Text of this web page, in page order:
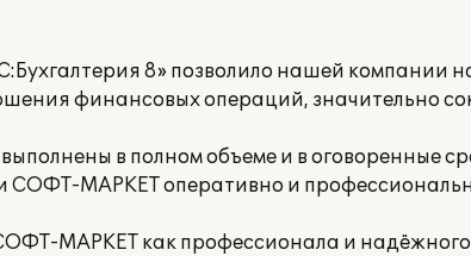
8» позволило нашей компании
финансовых операций, значительно
в полном объеме и в оговоренные
СОФТ-МАРКЕТ оперативно и
МАРКЕТ как профессионала и надёжного